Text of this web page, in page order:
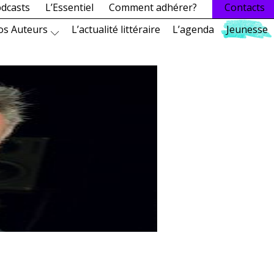
L’Essentiel Comment adhérer?
Contacts
Auteurs L’actualité littéraire L’agenda Jeunesse